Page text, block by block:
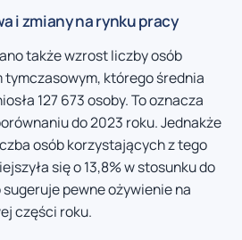
i zmiany na rynku pracy
także wzrost liczby osób
którego średnia
127 673 osoby. To oznacza
do 2023 roku. Jednakże
osób korzystających z tego
się o 13,8% w stosunku do
pewne ożywienie na
części roku.